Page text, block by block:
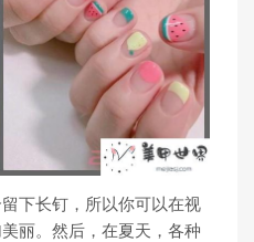
长钉，所以你可以在视
丽。然后，在夏天，各种